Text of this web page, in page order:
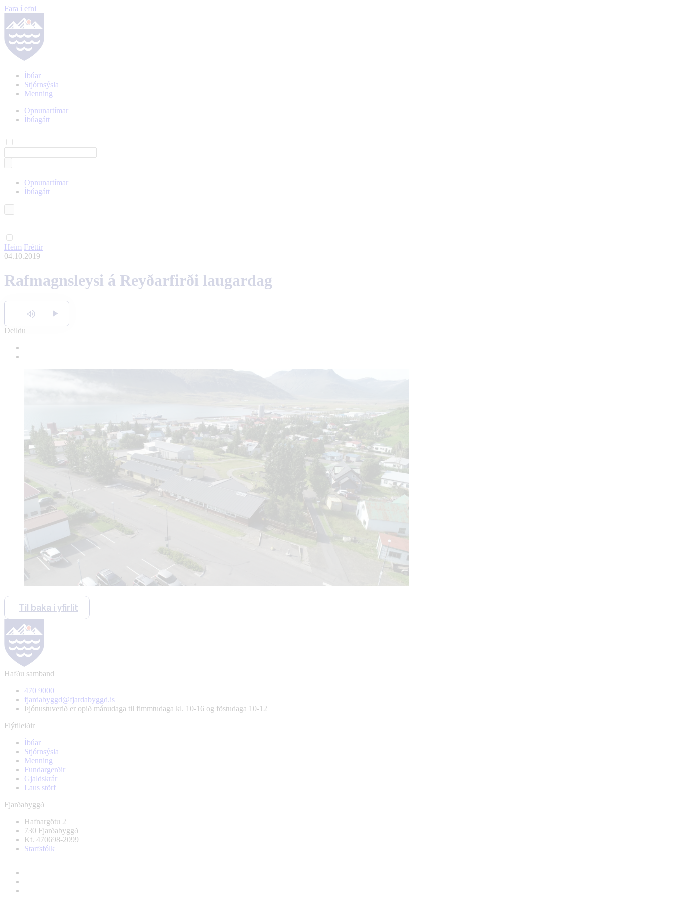
Fara í efni
Íbúar
Stjórnsýsla
Menning
Opnunartímar
Íbúagátt
Opnunartímar
Íbúagátt
Heim Fréttir
04.10.2019
Rafmagnsleysi á Reyðarfirði laugardag
Hlusta
Deildu
Til baka í yfirlit
Hafðu samband
470 9000
fjardabyggd@fjardabyggd.is
Þjónustuverið er opið mánudaga til fimmtudaga kl. 10-16 og föstudaga 10-12
Flýtileiðir
Íbúar
Stjórnsýsla
Menning
Fundargerðir
Gjaldskrár
Laus störf
Fjarðabyggð
Hafnargötu 2
730 Fjarðabyggð
Kt. 470698-2099
Starfsfólk